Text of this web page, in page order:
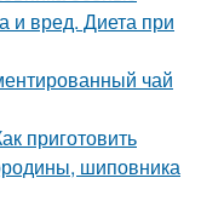
и вред. Диета при
чай
приготовить
шиповника